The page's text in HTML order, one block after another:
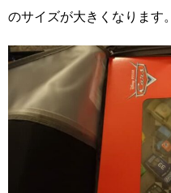
のサイズが大きくなります。